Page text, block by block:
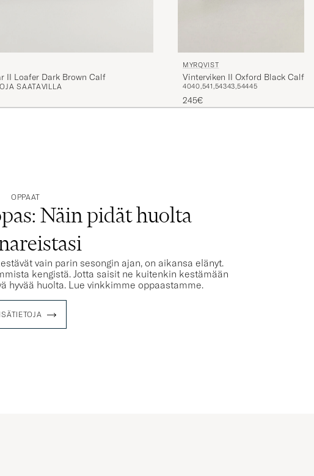
II Loafer Dark Brown Calf
SAATAVILLA
MYRQVIST
Vinterviken II Oxford Black Calf
4040,541,54343,54445
245€
OPPAAT
Näin pidät huolta
vain parin sesongin ajan, on aikansa elänyt.
kengistä. Jotta saisit ne kuitenkin kestämään
hyvää huolta. Lue vinkkimme oppaastamme.